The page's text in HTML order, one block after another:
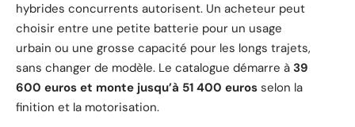
hybrides concurrents autorisent. Un acheteur peut
choisir entre une petite batterie pour un usage
urbain ou une grosse capacité pour les longs trajets,
sans changer de modèle. Le catalogue démarre à 39
600 euros et monte jusqu’à 51 400 euros selon la
finition et la motorisation.